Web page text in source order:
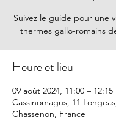
Suivez le guide pour une
thermes gallo-romains
Heure et lieu
09 août 2024, 11:00 – 12:15
Cassinomagus, 11
Chassenon, France